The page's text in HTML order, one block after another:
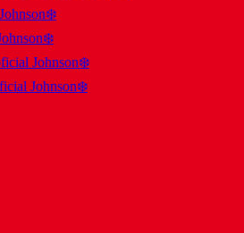
Johnson❄️
Johnson❄️